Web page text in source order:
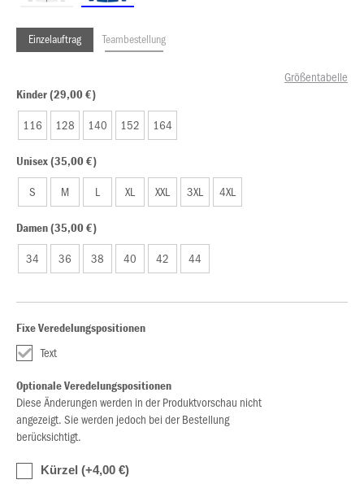
Einzelauftrag Teambestellung
Größentabelle
Kinder (29,00 €)
116 128 140 152 164
Unisex (35,00 €)
S M L XL XXL 3XL 4XL
Damen (35,00 €)
34 36 38 40 42 44
Fixe Veredelungspositionen
Text
Optionale Veredelungspositionen
Diese Änderungen werden in der Produktvorschau nicht
angezeigt. Sie werden jedoch bei der Bestellung
berücksichtigt.
Kürzel (+4,00 €)